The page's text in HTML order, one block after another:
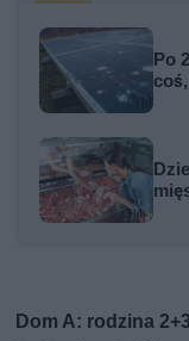
Po
Dom A: rodzina